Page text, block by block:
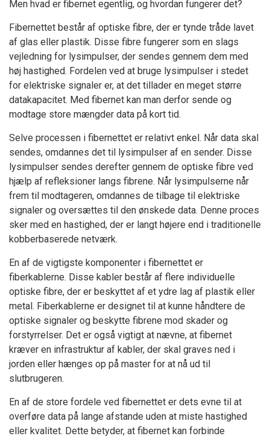
Men hvad er fibernet egentlig, og hvordan fungerer det?
Fibernettet består af optiske fibre, der er tynde tråde lavet
af glas eller plastik. Disse fibre fungerer som en slags
vejledning for lysimpulser, der sendes gennem dem med
høj hastighed. Fordelen ved at bruge lysimpulser i stedet
for elektriske signaler er, at det tillader en meget større
datakapacitet. Med fibernet kan man derfor sende og
modtage store mængder data på kort tid.
Selve processen i fibernettet er relativt enkel. Når data skal
sendes, omdannes det til lysimpulser af en sender. Disse
lysimpulser sendes derefter gennem de optiske fibre ved
hjælp af refleksioner langs fibrene. Når lysimpulserne når
frem til modtageren, omdannes de tilbage til elektriske
signaler og oversættes til den ønskede data. Denne proces
sker med en hastighed, der er langt højere end i traditionelle
kobberbaserede netværk.
En af de vigtigste komponenter i fibernettet er
fiberkablerne. Disse kabler består af flere individuelle
optiske fibre, der er beskyttet af et ydre lag af plastik eller
metal. Fiberkablerne er designet til at kunne håndtere de
optiske signaler og beskytte fibrene mod skader og
forstyrrelser. Det er også vigtigt at nævne, at fibernet
kræver en infrastruktur af kabler, der skal graves ned i
jorden eller hænges op på master for at nå ud til
slutbrugeren.
En af de store fordele ved fibernettet er dets evne til at
overføre data på lange afstande uden at miste hastighed
eller kvalitet. Dette betyder, at fibernet kan forbinde